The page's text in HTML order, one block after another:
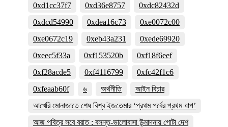
0xd1cc37f7
0xd36e8757
0xdc82432d
0xdcd54990
0xdea16c73
0xe0072c00
0xe0672c19
0xeb43a231
0xede69920
0xeec5f33a
0xf153520b
0xf18f6eef
0xf28acde5
0xf4116799
0xfc42f1c6
0xfeaab60f
৬ অর্থনীতি
আইন বিচার
আখেরি মোনাজাতে শেষ বিশ্ব ইজতেমার ‘প্রথম পর্বের প্রথম ধাপ’
আজ পবিত্র সবে বরাত : বসন্ত-ভালোবাসা উন্মাদনায় গোটা দেশ